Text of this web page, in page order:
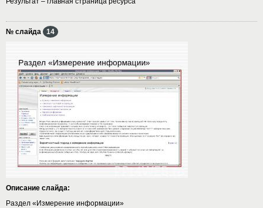
№ слайда 14
Описание слайда:
Раздел «Измерение информации»